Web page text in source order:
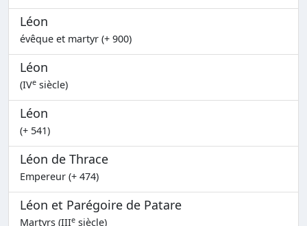
Léon
évêque et martyr (+ 900)
Léon
(IVe siècle)
Léon
(+ 541)
Léon de Thrace
Empereur (+ 474)
Léon et Parégoire de Patare
Martyrs (IIIe siècle)